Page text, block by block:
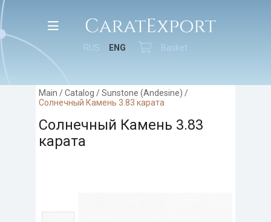
RUS ENG Basket
Main /Catalog /Sunstone (Andesine) /
Солнечный Камень 3.83 карата
Солнечный Камень 3.83
карата